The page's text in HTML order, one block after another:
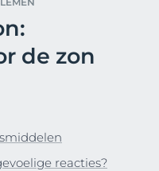
de zon
reacties?